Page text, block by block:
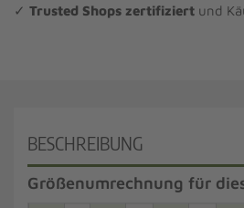
✓ Trusted Shops zertifiziert und
BESCHREIBUNG
Größenumrechnung für